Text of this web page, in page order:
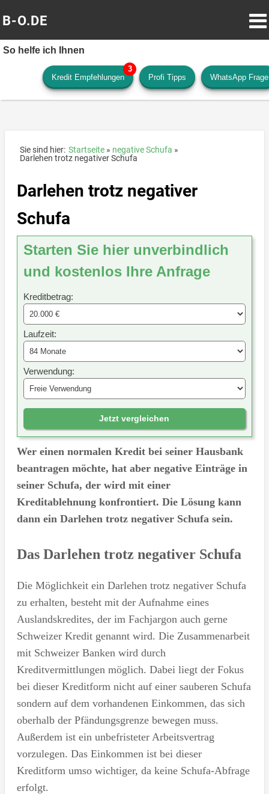
B-O.DE
So helfe ich Ihnen
Kredit Empfehlungen Profi Tipps WhatsApp Frage
Sie sind hier: Startseite
negative Schufa
Darlehen trotz negativer Schufa
Darlehen trotz negativer
Schufa
Starten Sie hier unverbindlich
und kostenlos Ihre Anfrage
Kreditbetrag:
Laufzeit:
Verwendung:
Jetzt vergleichen
Wer einen normalen Kredit bei seiner Hausbank
beantragen möchte, hat aber negative Einträge in
seiner Schufa, der wird mit einer
Kreditablehnung konfrontiert. Die Lösung kann
dann ein Darlehen trotz negativer Schufa sein.
Das Darlehen trotz negativer Schufa
Die Möglichkeit ein Darlehen trotz negativer Schufa
zu erhalten, besteht mit der Aufnahme eines
Auslandskredites, der im Fachjargon auch gerne
Schweizer Kredit genannt wird. Die Zusammenarbeit
mit Schweizer Banken wird durch
Kreditvermittlungen möglich. Dabei liegt der Fokus
bei dieser Kreditform nicht auf einer sauberen Schufa
sondern auf dem vorhandenen Einkommen, das sich
oberhalb der Pfändungsgrenze bewegen muss.
Außerdem ist ein unbefristeter Arbeitsvertrag
vorzulegen. Das Einkommen ist bei dieser
Kreditform umso wichtiger, da keine Schufa-Abfrage
erfolgt.